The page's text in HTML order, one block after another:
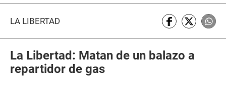
LA LIBERTAD
La Libertad: Matan de un balazo a
repartidor de gas